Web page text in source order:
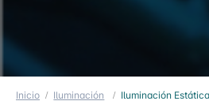
Inicio Iluminación Iluminación Estática